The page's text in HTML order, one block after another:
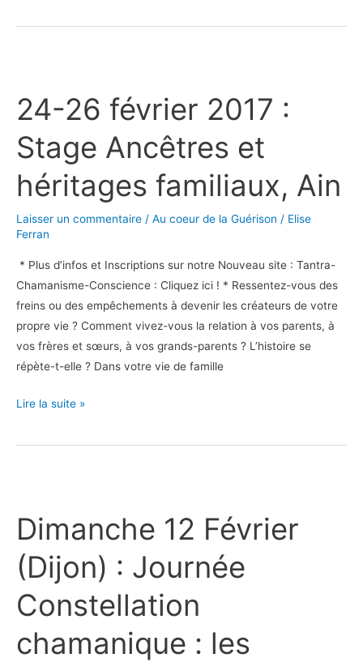
24-26 février 2017 :
Stage Ancêtres et
héritages familiaux, Ain
Laisser un commentaire / Au coeur de la Guérison / Elise
Ferran
* Plus d’infos et Inscriptions sur notre Nouveau site : Tantra-
Chamanisme-Conscience : Cliquez ici ! * Ressentez-vous des
freins ou des empêchements à devenir les créateurs de votre
propre vie ? Comment vivez-vous la relation à vos parents, à
vos frères et sœurs, à vos grands-parents ? L’histoire se
répète-t-elle ? Dans votre vie de famille
février
2017
:
Ancêtres
héritages
Ain
Lire la suite »
Dimanche 12 Février
(Dijon) : Journée
Constellation
chamanique : les
Février
(Dijon)
Journée
Constellation
: